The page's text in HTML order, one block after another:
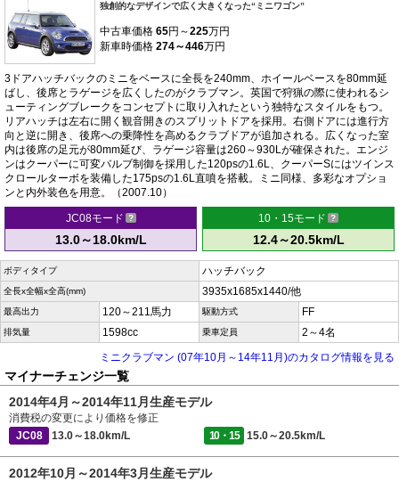
独創的なデザインで広く大きくなった“ミニワゴン”
中古車価格 65円～225万円
新車時価格 274～446万円
3ドアハッチバックのミニをベースに全長を240mm、ホイールベースを80mm延
ばし、後席とラゲージを広くしたのがクラブマン。英国で狩猟の際に使われるシ
ューティングブレークをコンセプトに取り入れたという独特なスタイルをもつ。
リアハッチは左右に開く観音開きのスプリットドアを採用。右側ドアには進行方
向と逆に開き、後席への乗降性を高めるクラブドアが追加される。広くなった室
内は後席の足元が80mm延び、ラゲージ容量は260～930Lが確保された。エンジ
ンはクーパーに可変バルブ制御を採用した120psの1.6L、クーパーSにはツインス
クロールターボを装備した175psの1.6L直噴を搭載。ミニ同様、多彩なオプショ
ンと内外装色を用意。（2007.10）
JC08モード
13.0～18.0km/L
10・15モード
12.4～20.5km/L
ボディタイプ ハッチバック
全長x全幅x全高(mm) 3935x1685x1440/他
最高出力 120～211馬力 駆動方式 FF
排気量 1598cc 乗車定員
2～4名
ミニクラブマン (07年10月～14年11月)のカタログ情報を見る
マイナーチェンジ一覧
2014年4月～2014年11月生産モデル
消費税の変更により価格を修正
JC08
13.0～18.0km/L 10・15 15.0～20.5km/L
2012年10月～2014年3月生産モデル